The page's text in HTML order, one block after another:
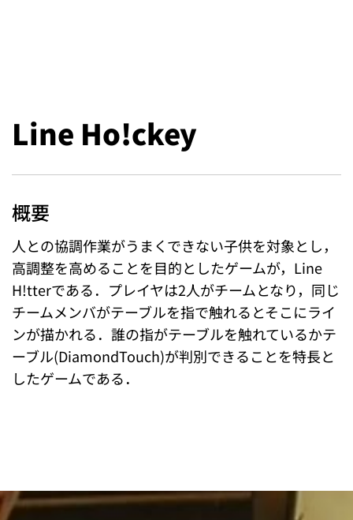
Line Ho!ckey
概要
人との協調作業がうまくできない子供を対象とし，
高調整を高めることを目的としたゲームが，Line
H!tterである．プレイヤは2人がチームとなり，同じ
チームメンバがテーブルを指で触れるとそこにライ
ンが描かれる．誰の指がテーブルを触れているかテ
ーブル(DiamondTouch)が判別できることを特長と
したゲームである．